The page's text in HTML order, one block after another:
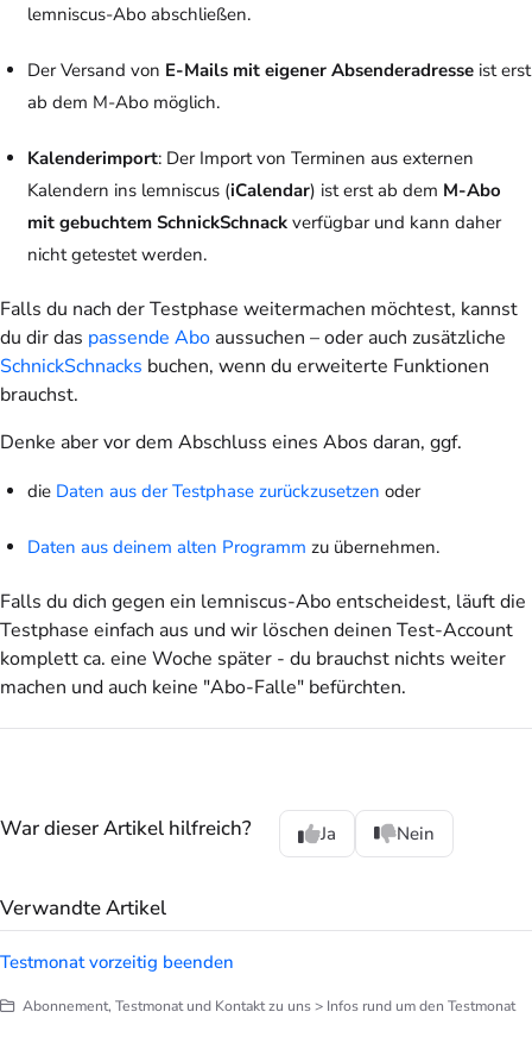
lemniscus-Abo abschließen.
Der Versand von E-Mails mit eigener Absenderadresseist erst
ab dem M-Abo möglich.
Kalenderimport: Der Import von Terminen aus externen
Kalendern ins lemniscus (iCalendar) ist erst ab dem M-Abo
mit gebuchtem SchnickSchnackverfügbar und kann daher
nicht getestet werden.
Falls du nach der Testphase weitermachen möchtest, kannst
du dir das passende Abo aussuchen – oder auch zusätzliche
SchnickSchnacks buchen, wenn du erweiterte Funktionen
brauchst.
Denke abervor dem Abschluss eines Abos daran, ggf.
die Daten aus der Testphase zurückzusetzen oder
Daten aus deinem alten Programm zu übernehmen.
Falls du dich gegen ein lemniscus-Abo entscheidest, läuft die
Testphase einfach aus und wir löschen deinen Test-Account
komplett ca. eine Woche später - du brauchst nichts weiter
machen und auch keine "Abo-Falle" befürchten.
War dieser Artikel hilfreich? Ja Nein
Verwandte Artikel
Testmonat vorzeitig beenden
Abonnement, Testmonat und Kontakt zu uns > Infos rund um den Testmonat